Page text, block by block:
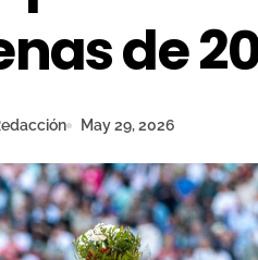
de
May 29, 2026